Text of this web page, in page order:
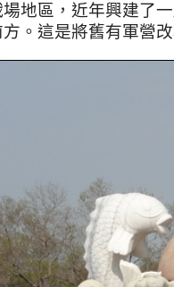
地區，近年興建了
。這是將舊有軍營